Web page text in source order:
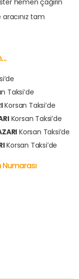
tam
Taksi’de
Korsan Taksi’de
Korsan Taksi’de
Korsan Taksi’de
Korsan Taksi’de
Numarası